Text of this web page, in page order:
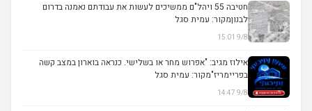
חטיבה 55 ויהל"ם ממשיכים לעשות את עבודתם נאמנה בדרום
לבנוןמקור: עמית סגל
9/8 15:01
אילוז מגיב: "אפרוש מחר או בשלישי. כנראה בוארון במצב קשה
בפריימריז"מקור: עמית סגל
9/8 14:47